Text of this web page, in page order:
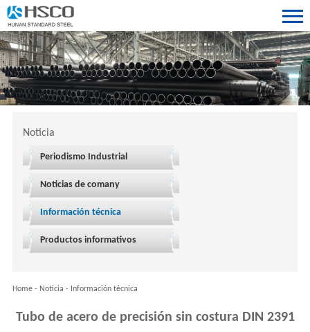
Noticia
Periodismo Industrial
Noticias de comany
Información técnica
Productos informativos
Home- Noticia - Información técnica
Tubo de acero de precisión sin costura DIN 2391